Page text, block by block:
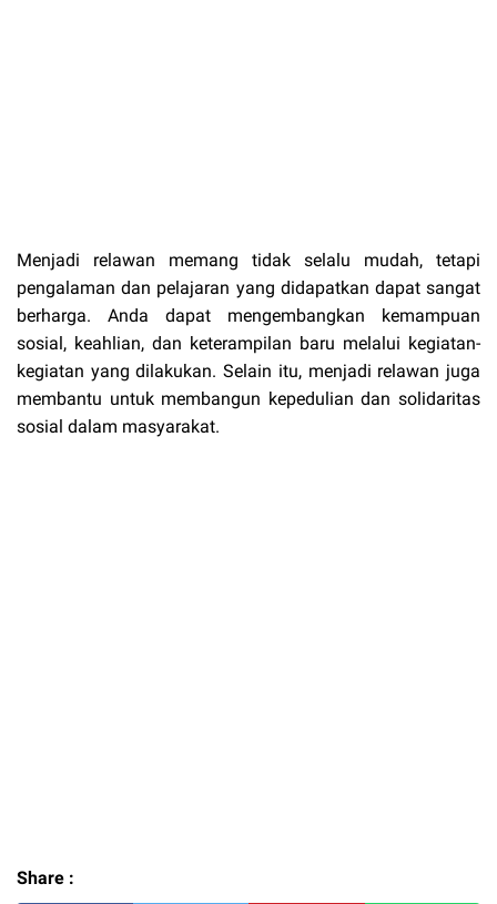
Menjadi relawan memang tidak selalu mudah, tetapi
pengalaman dan pelajaran yang didapatkan dapat sangat
berharga. Anda dapat mengembangkan kemampuan
sosial, keahlian, dan keterampilan baru melalui kegiatan-
kegiatan yang dilakukan. Selain itu, menjadi relawan juga
membantu untuk membangun kepedulian dan solidaritas
sosial dalam masyarakat.
Share :